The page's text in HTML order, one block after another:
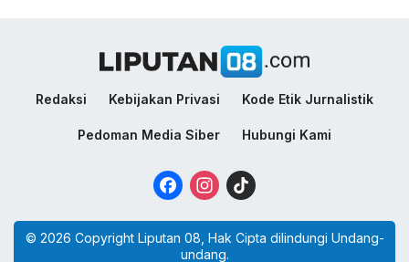
Redaksi Kebijakan Privasi Kode Etik Jurnalistik
Pedoman Media Siber Hubungi Kami
FacebookInstagram
© 2026 Copyright Liputan 08, Hak Cipta dilindungi Undang-
undang.